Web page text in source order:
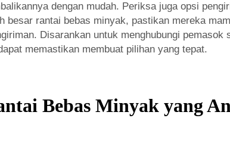
dengan mudah. Periksa juga opsi
rantai bebas minyak, pastikan mereka
Disarankan untuk menghubungi pemasok
memastikan membuat pilihan yang tepat.
Bebas Minyak yang